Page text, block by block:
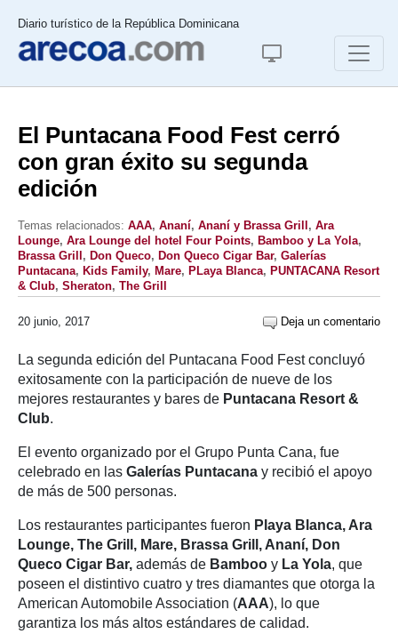
Diario turístico de la República Dominicana
El Puntacana Food Fest cerró
con gran éxito su segunda
edición
Temas relacionados: AAA, Ananí, Ananí y Brassa Grill , Ara
Lounge, Ara Lounge del hotel Four Points, Bamboo y La Yola,
Brassa Grill , Don Queco, Don Queco Cigar Bar, Galerías
Puntacana, Kids Family, Mare, PLaya Blanca, PUNTACANA Resort
& Club, Sheraton, The Grill
20 junio, 2017 Deja un comentario
La segunda edición del Puntacana Food Fest concluyó
exitosamente con la participación de nueve de los
mejores restaurantes y bares de Puntacana Resort &
Club.
El evento organizado por el Grupo Punta Cana, fue
celebrado en las Galerías Puntacana y recibió el apoyo
de más de 500 personas.
Los restaurantes participantes fueron Playa Blanca, Ara
Lounge, The Grill, Mare, Brassa Grill, Ananí, Don
Queco Cigar Bar, además de Bamboo y La Yola, que
poseen el distintivo cuatro y tres diamantes que otorga la
American Automobile Association (AAA), lo que
garantiza los más altos estándares de calidad.